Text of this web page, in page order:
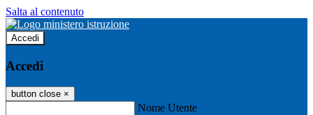
Salta al contenuto
Accedi
Accedi
button close ×
Nome Utente